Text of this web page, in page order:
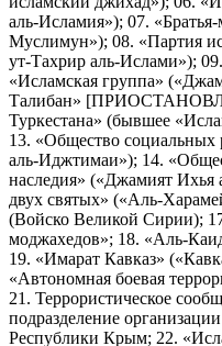
аль-Исламия»); 07.
Муслимун»); 08. «Партия
ут-Тахрир аль-Ислами»);
«Исламская группа»
Талибан»
Туркестана» (бывшее
13. «Общество
аль-Иджтимаи»); 14.
наследия» («Джамият Ихья
двух святых» («Аль-
(Войско Великой Сирии);
моджахедов»; 18. «Аль-
19. «Имарат Кавказ»
«Автономная боевая
21. Террористическое
подразделение
Республики Крым; 22.